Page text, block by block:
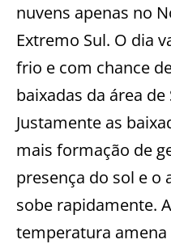
nuvens apenas no
Extremo Sul. O dia
frio e com chance
baixadas da área de
Justamente as
mais formação de
presença do sol e o
sobe rapidamente.
temperatura